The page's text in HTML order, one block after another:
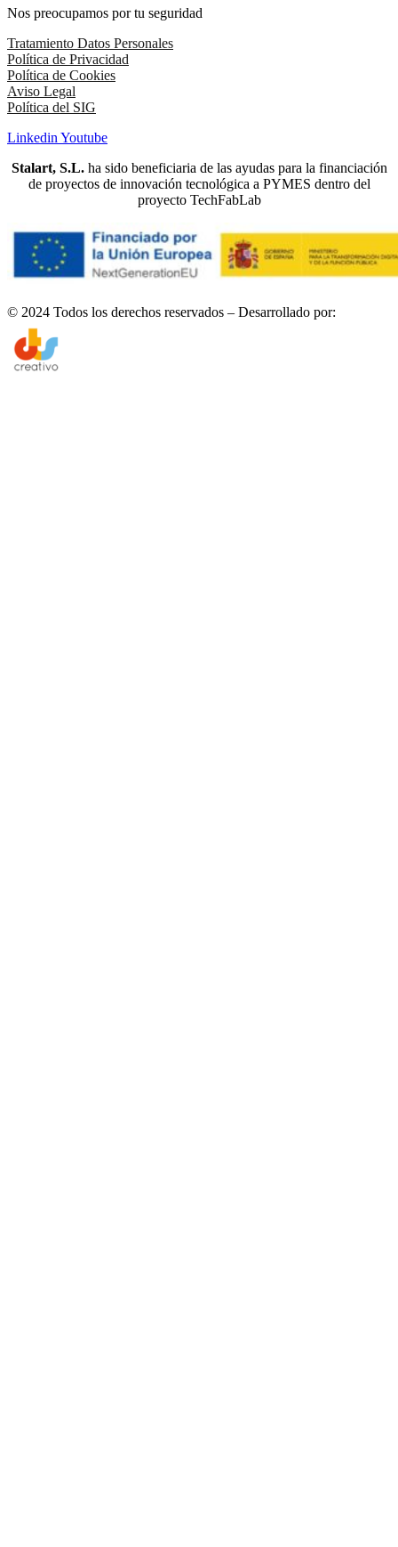
Nos preocupamos por tu seguridad
Tratamiento Datos Personales
Política de Privacidad
Política de Cookies
Aviso Legal
Política del SIG
Linkedin Youtube
Stalart, S.L.ha sido beneficiaria de las ayudas para la financiación
de proyectos de innovación tecnológica a PYMES dentro del
proyecto TechFabLab
© 2024 Todos los derechos reservados – Desarrollado por: